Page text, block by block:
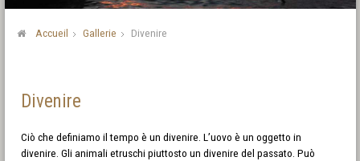
Accueil Gallerie Divenire
Divenire
Ciò che definiamo il tempo è un divenire. L’uovo è un oggetto in
divenire. Gli animali etruschi piuttosto un divenire del passato. Può